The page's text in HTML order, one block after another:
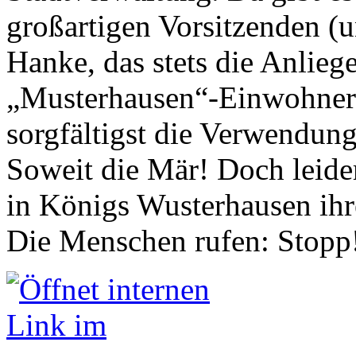
großartigen Vorsitzenden
Hanke, das stets die
„Musterhausen“-
sorgfältigst die
Soweit die Mär! Doch
in Königs Wusterhausen
Die Menschen rufen: